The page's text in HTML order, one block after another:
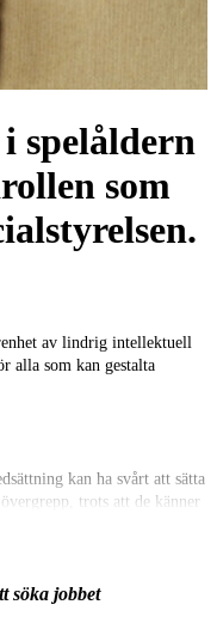
spelåldern
som
av lindrig intellektuell
alla som kan gestalta
kan ha svårt att sätta
trots att de känner
söka jobbet